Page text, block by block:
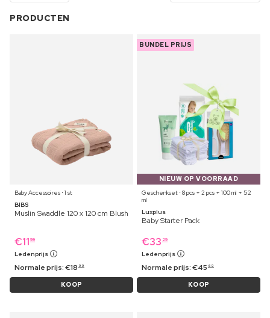
PRODUCTEN
Baby Accessoires ⋅ 1 st
BIBS
Muslin Swaddle 120 x 120 cm Blush
€11 99
Ledenprijs
Normale prijs:€18 99
KOOP
BUNDEL PRIJS
NIEUW OP VOORRAAD
Geschenkset ⋅ 8 pcs + 2 pcs + 100 ml + 52
ml
Luxplus
Baby Starter Pack
€33 29
Ledenprijs
Normale prijs:€45 69
KOOP